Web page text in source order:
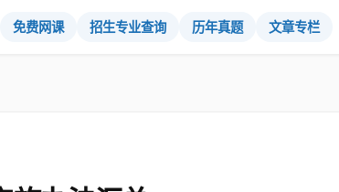
免费网课 招生专业查询 历年真题 文章专栏